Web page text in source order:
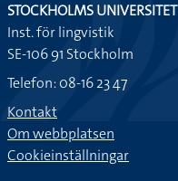
STOCKHOLMS UNIVERSITET
Inst. för lingvistik
SE-106 91 Stockholm
Telefon: 08-16 23 47
Kontakt
Om webbplatsen
Cookieinställningar